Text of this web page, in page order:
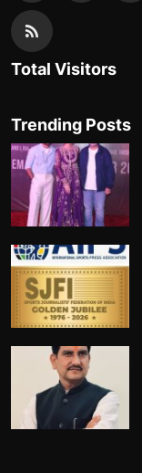
Total Visitors
Trending Posts